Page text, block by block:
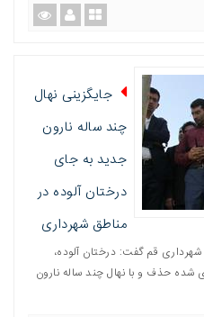
جایگزینی نهال
چند ساله نارون
جدید به‌ جای
درختان آلوده در
مناطق شهرداری
قم گفت: درختان آلوده،
حذف و با نهال چند ساله نارون